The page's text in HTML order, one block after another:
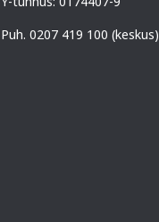
Puh. 0207 419 100 (keskus)